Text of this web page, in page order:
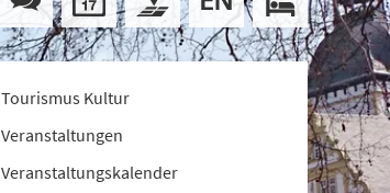
Tourismus Kultur
Veranstaltungen
Veranstaltungskalender